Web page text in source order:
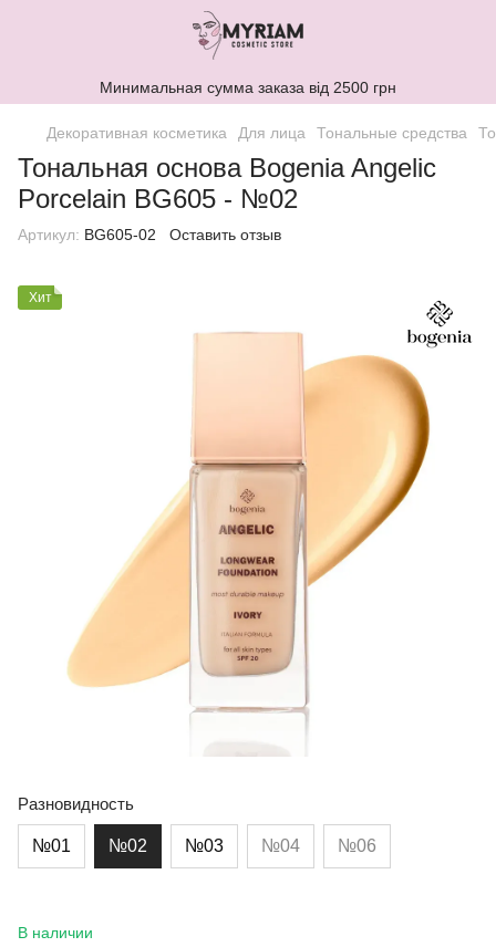
Минимальная сумма заказа від 2500 грн
Декоративная косметика Для лица Тональные средства
Тональная основа Bogenia Angelic
Porcelain BG605 - №02
Артикул: BG605-02 Оставить отзыв
Хит
Разновидность
№01 №02 №03 №04 №06
В наличии